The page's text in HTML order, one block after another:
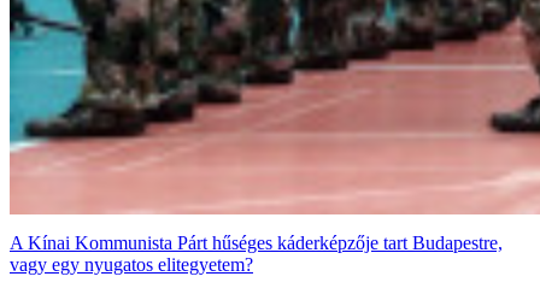
A Kínai Kommunista Párt hűséges káderképzője tart Budapestre,
vagy egy nyugatos elitegyetem?